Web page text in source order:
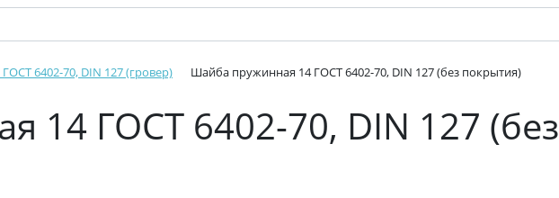
6402-70, DIN 127 (гровер) Шайба пружинная 14 ГОСТ 6402-70, DIN 127 (без покрытия)
14 ГОСТ 6402-70, DIN 127 (без